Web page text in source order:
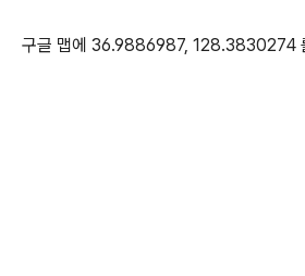
구글 맵에 36.9886987, 128.3830274